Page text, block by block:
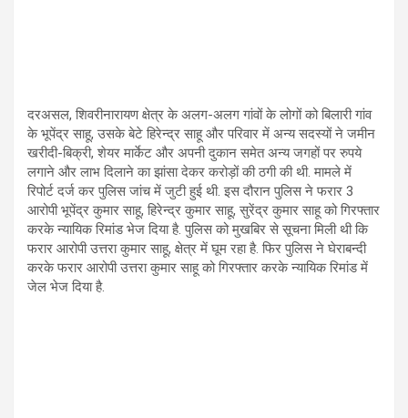
दरअसल, शिवरीनारायण क्षेत्र के अलग-अलग गांवों के लोगों को बिलारी गांव
के भूपेंद्र साहू, उसके बेटे हिरेन्द्र साहू और परिवार में अन्य सदस्यों ने जमीन
खरीदी-बिक्री, शेयर मार्केट और अपनी दुकान समेत अन्य जगहों पर रुपये
लगाने और लाभ दिलाने का झांसा देकर करोड़ों की ठगी की थी. मामले में
रिपोर्ट दर्ज कर पुलिस जांच में जुटी हुई थी. इस दौरान पुलिस ने फरार 3
आरोपी भूपेंद्र कुमार साहू, हिरेन्द्र कुमार साहू, सुरेंद्र कुमार साहू को गिरफ्तार
करके न्यायिक रिमांड भेज दिया है. पुलिस को मुखबिर से सूचना मिली थी कि
फरार आरोपी उत्तरा कुमार साहू, क्षेत्र में घूम रहा है. फिर पुलिस ने घेराबन्दी
करके फरार आरोपी उत्तरा कुमार साहू को गिरफ्तार करके न्यायिक रिमांड में
जेल भेज दिया है.